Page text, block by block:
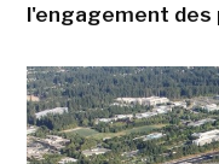
l'engagement des